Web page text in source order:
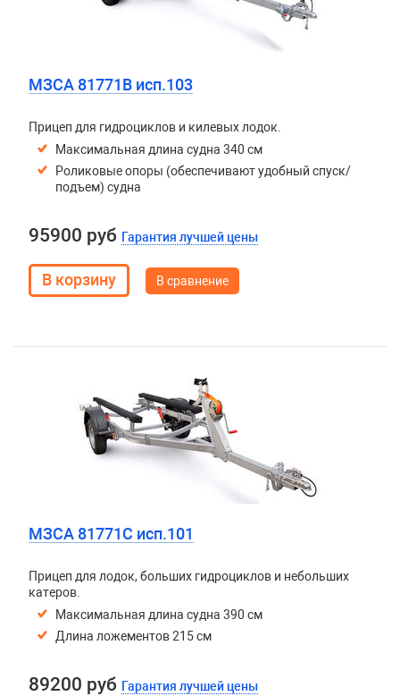
МЗСА 81771B исп.103
Прицеп для гидроциклов и килевых лодок.
Максимальная длина судна 340 см
Роликовые опоры (обеспечивают удобный спуск/
подъем) судна
95900 руб Гарантия лучшей цены
В сравнение
МЗСА 81771C исп.101
Прицеп для лодок, больших гидроциклов и небольших
катеров.
Максимальная длина судна 390 см
Длина ложементов 215 см
89200 руб Гарантия лучшей цены